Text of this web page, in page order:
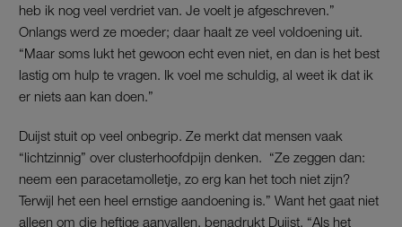
heb ik nog veel verdriet van. Je voelt je afgeschreven.”
Onlangs werd ze moeder; daar haalt ze veel voldoening uit.
“Maar soms lukt het gewoon echt even niet, en dan is het best
lastig om hulp te vragen. Ik voel me schuldig, al weet ik dat ik
er niets aan kan doen.”
Duijst stuit op veel onbegrip. Ze merkt dat mensen vaak
“lichtzinnig” over clusterhoofdpijn denken. “Ze zeggen dan:
neem een paracetamolletje, zo erg kan het toch niet zijn?
Terwijl het een heel ernstige aandoening is.” Want het gaat niet
alleen om die heftige aanvallen, benadrukt Duijst. “Als het